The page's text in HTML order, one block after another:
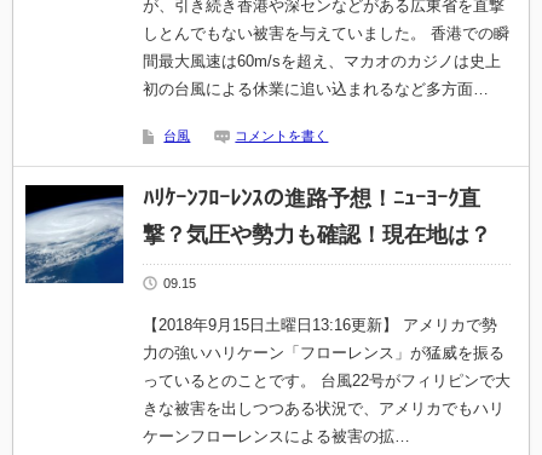
が、引き続き香港や深センなどがある広東省を直撃
しとんでもない被害を与えていました。 香港での瞬
間最大風速は60m/sを超え、マカオのカジノは史上
初の台風による休業に追い込まれるなど多方面…
台風 コメントを書く
ﾊﾘｹｰﾝﾌﾛｰﾚﾝｽの進路予想！ﾆｭｰﾖｰｸ直
撃？気圧や勢力も確認！現在地は？
09.15
【2018年9月15日土曜日13:16更新】 アメリカで勢
力の強いハリケーン「フローレンス」が猛威を振る
っているとのことです。 台風22号がフィリピンで大
きな被害を出しつつある状況で、アメリカでもハリ
ケーンフローレンスによる被害の拡…